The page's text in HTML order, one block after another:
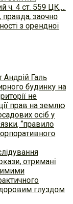
ч. 4 ст. 559 ЦК,…
заочно
з орендної
Галь
будинку на
не
прав на землю
осіб у
“правило
отримані
глуздом